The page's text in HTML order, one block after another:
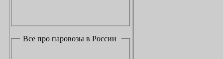
Все про паровозы в России